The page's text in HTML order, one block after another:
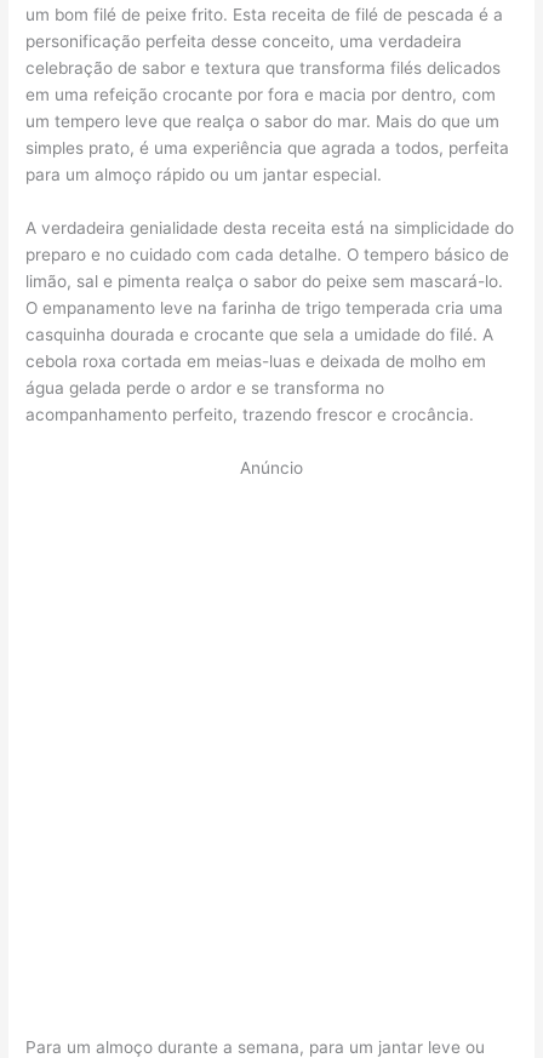
um bom filé de peixe frito. Esta receita de filé de pescada é a
personificação perfeita desse conceito, uma verdadeira
celebração de sabor e textura que transforma filés delicados
em uma refeição crocante por fora e macia por dentro, com
um tempero leve que realça o sabor do mar. Mais do que um
simples prato, é uma experiência que agrada a todos, perfeita
para um almoço rápido ou um jantar especial.
A verdadeira genialidade desta receita está na simplicidade do
preparo e no cuidado com cada detalhe. O tempero básico de
limão, sal e pimenta realça o sabor do peixe sem mascará-lo.
O empanamento leve na farinha de trigo temperada cria uma
casquinha dourada e crocante que sela a umidade do filé. A
cebola roxa cortada em meias-luas e deixada de molho em
água gelada perde o ardor e se transforma no
acompanhamento perfeito, trazendo frescor e crocância.
Anúncio
Para um almoço durante a semana, para um jantar leve ou